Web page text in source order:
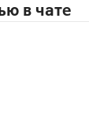
в чате